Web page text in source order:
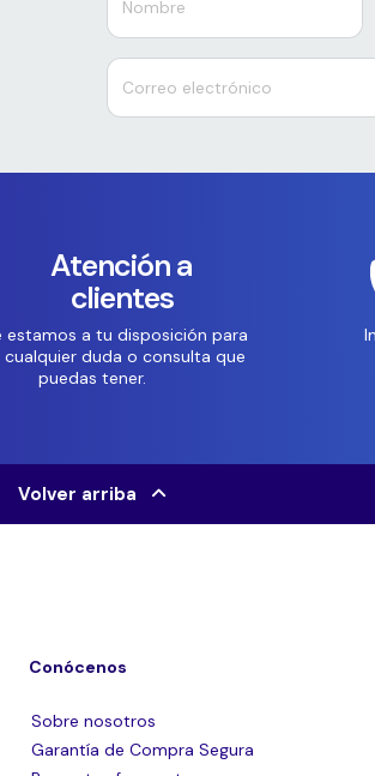
Atención a
clientes
estamos a tu disposición para
cualquier duda o consulta que
puedas tener.
Volver arriba
Conócenos
Sobre nosotros
Garantía de Compra Segura